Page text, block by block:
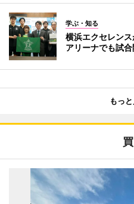
学ぶ・知る
横浜エクセレン
アリーナでも試
もっ